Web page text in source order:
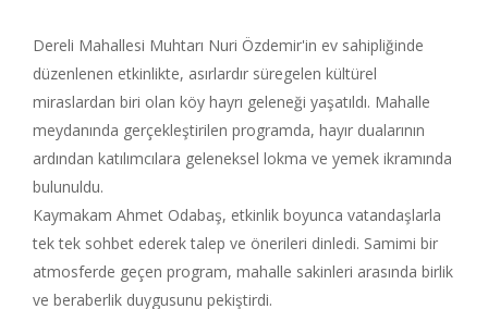
Dereli Mahallesi Muhtarı Nuri Özdemir'in ev sahipliğinde
düzenlenen etkinlikte, asırlardır süregelen kültürel
miraslardan biri olan köy hayrı geleneği yaşatıldı. Mahalle
meydanında gerçekleştirilen programda, hayır dualarının
ardından katılımcılara geleneksel lokma ve yemek ikramında
bulunuldu.
Kaymakam Ahmet Odabaş, etkinlik boyunca vatandaşlarla
tek tek sohbet ederek talep ve önerileri dinledi. Samimi bir
atmosferde geçen program, mahalle sakinleri arasında birlik
ve beraberlik duygusunu pekiştirdi.